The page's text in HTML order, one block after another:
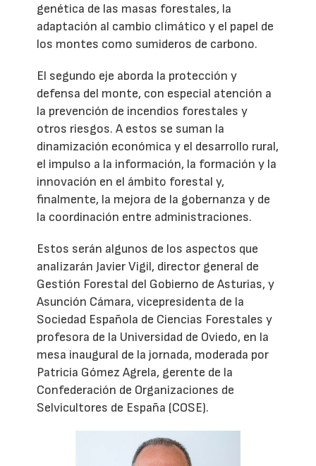
genética de las masas forestales, la
adaptación al cambio climático y el papel de
los montes como sumideros de carbono.
El segundo eje aborda la protección y
defensa del monte, con especial atención a
la prevención de incendios forestales y
otros riesgos. A estos se suman la
dinamización económica y el desarrollo rural,
el impulso a la información, la formación y la
innovación en el ámbito forestal y,
finalmente, la mejora de la gobernanza y de
la coordinación entre administraciones.
Estos serán algunos de los aspectos que
analizarán Javier Vigil, director general de
Gestión Forestal del Gobierno de Asturias, y
Asunción Cámara, vicepresidenta de la
Sociedad Española de Ciencias Forestales y
profesora de la Universidad de Oviedo, en la
mesa inaugural de la jornada, moderada por
Patricia Gómez Agrela, gerente de la
Confederación de Organizaciones de
Selvicultores de España (COSE).